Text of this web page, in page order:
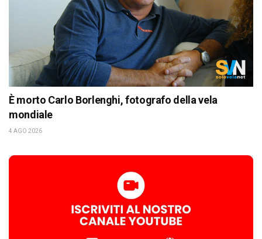
È morto Carlo Borlenghi, fotografo della vela
mondiale
4 AGO 2026